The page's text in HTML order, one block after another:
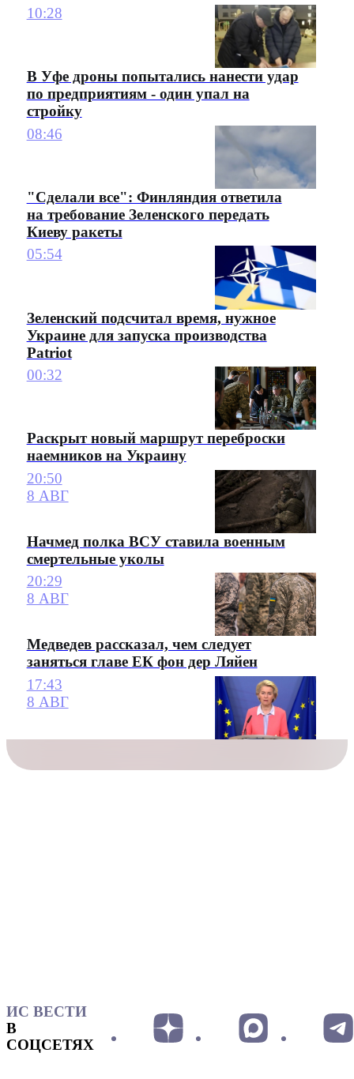
10:28
В Уфе дроны попытались нанести удар
по предприятиям - один упал на
стройку
08:46
"Сделали все": Финляндия ответила
на требование Зеленского передать
Киеву ракеты
05:54
Зеленский подсчитал время, нужное
Украине для запуска производства
Patriot
00:32
Раскрыт новый маршрут переброски
наемников на Украину
20:50
8 АВГ
Начмед полка ВСУ ставила военным
смертельные уколы
20:29
8 АВГ
Медведев рассказал, чем следует
заняться главе ЕК фон дер Ляйен
17:43
8 АВГ
ИС ВЕСТИ
В
СОЦСЕТЯХ